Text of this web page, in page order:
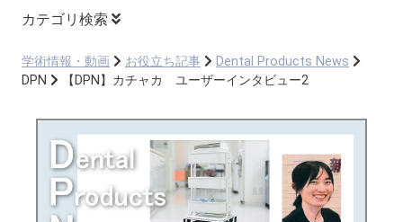
カテゴリ検索
学術情報・動画 お役立ち記事
Dental Products News
DPN
【DPN】カチャカ ユーザーインタビュー2